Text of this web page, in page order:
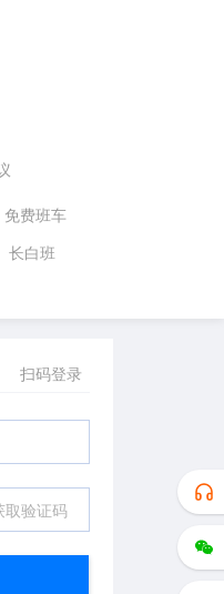
免费班车
长白班
扫码登录
取验证码